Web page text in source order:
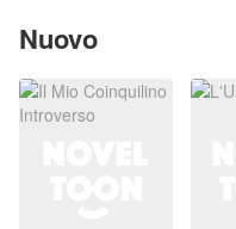
Nuovo